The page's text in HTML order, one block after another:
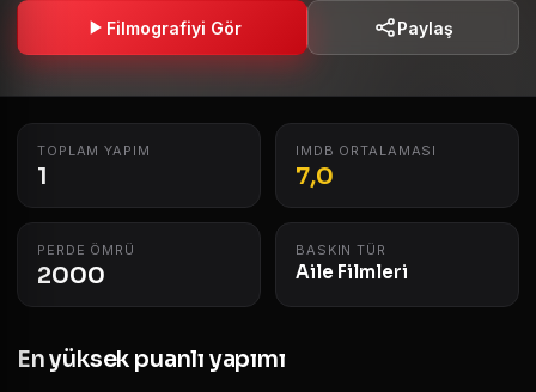
Filmografiyi Gör Paylaş
TOPLAM YAPIM
1
IMDB ORTALAMASI
7,0
PERDE ÖMRÜ
2000
BASKIN TÜR
Aile Filmleri
En yüksek puanlı yapımı